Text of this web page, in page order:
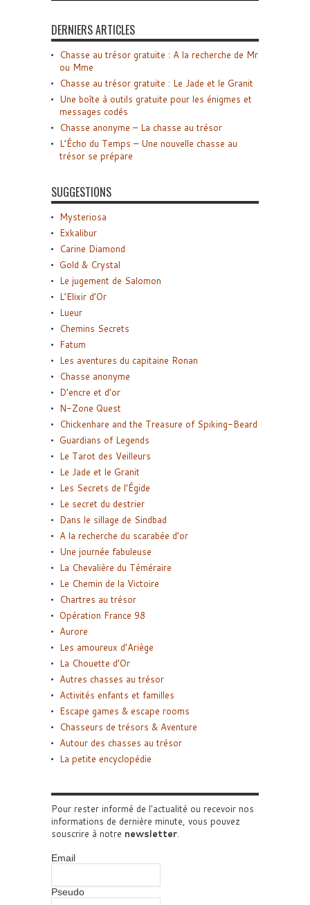
DERNIERS ARTICLES
Chasse au trésor gratuite : A la recherche de Mr
ou Mme
Chasse au trésor gratuite : Le Jade et le Granit
Une boîte à outils gratuite pour les énigmes et
messages codés
Chasse anonyme – La chasse au trésor
L’Écho du Temps – Une nouvelle chasse au
trésor se prépare
SUGGESTIONS
Mysteriosa
Exkalibur
Carine Diamond
Gold & Crystal
Le jugement de Salomon
L’Elixir d’Or
Lueur
Chemins Secrets
Fatum
Les aventures du capitaine Ronan
Chasse anonyme
D’encre et d’or
N-Zone Quest
Chickenhare and the Treasure of Spiking-Beard
Guardians of Legends
Le Tarot des Veilleurs
Le Jade et le Granit
Les Secrets de l’Égide
Le secret du destrier
Dans le sillage de Sindbad
A la recherche du scarabée d’or
Une journée fabuleuse
La Chevalière du Téméraire
Le Chemin de la Victoire
Chartres au trésor
Opération France 98
Aurore
Les amoureux d’Ariège
La Chouette d’Or
Autres chasses au trésor
Activités enfants et familles
Escape games & escape rooms
Chasseurs de trésors & Aventure
Autour des chasses au trésor
La petite encyclopédie
Pour rester informé de l'actualité ou recevoir nos
informations de dernière minute, vous pouvez
souscrire à notre newsletter.
Email
Pseudo